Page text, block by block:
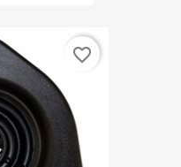
favorite_border